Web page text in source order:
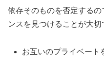
依存そのものを否定する
ンスを見つけることが大切
お互いのプライベート